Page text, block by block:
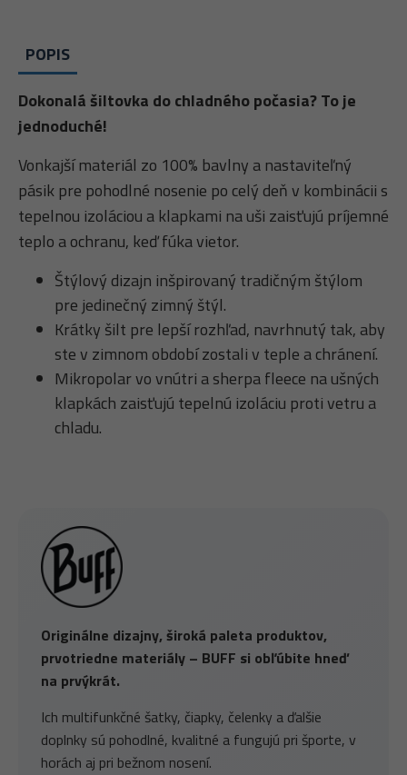
Originálne dizajny, široká paleta produktov,
prvotriedne materiály – BUFF si obľúbite hneď
na prvýkrát.
Ich multifunkčné šatky, čiapky, čelenky a ďalšie
doplnky sú pohodlné, kvalitné a fungujú pri športe, v
horách aj pri bežnom nosení.
POPIS
Dokonalá šiltovka do chladného počasia? To je
jednoduché!
Vonkajší materiál zo 100% bavlny a nastaviteľný
pásik pre pohodlné nosenie po celý deň v kombinácii s
tepelnou izoláciou a klapkami na uši zaisťujú príjemné
teplo a ochranu, keď fúka vietor.
Štýlový dizajn inšpirovaný tradičným štýlom
pre jedinečný zimný štýl.
Krátky šilt pre lepší rozhľad, navrhnutý tak, aby
ste v zimnom období zostali v teple a chránení.
Mikropolar vo vnútri a sherpa fleece na ušných
klapkách zaisťujú tepelnú izoláciu proti vetru a
chladu.